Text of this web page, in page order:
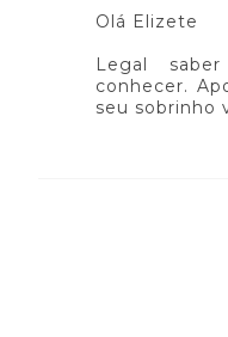
Olá Elizete
Legal
conhecer.
seu sobrinho